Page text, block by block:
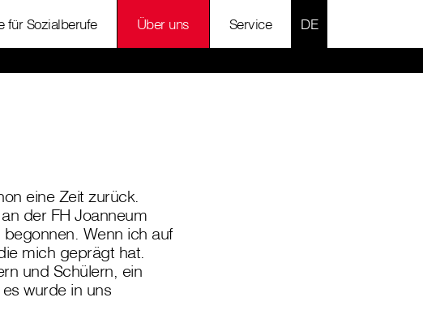
für Sozialberufe Über uns Service SPRACHE
eine Zeit zurück.
der FH Joanneum
Wenn ich auf
mich geprägt hat.
und Schülern, ein
wurde in uns